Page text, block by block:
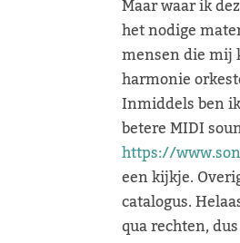
Maar waar ik
het nodige
mensen die mij
harmonie
Inmiddels ben
betere MIDI
https://
een kijkje.
catalogus.
qua rechten,